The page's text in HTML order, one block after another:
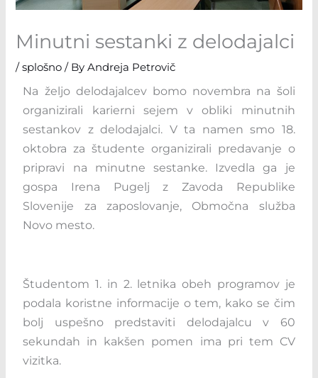
Minutni sestanki z delodajalci
/splošno / ByAndreja Petrovič
Na željo delodajalcev bomo novembra na šoli
organizirali karierni sejem v obliki minutnih
sestankov z delodajalci. V ta namen smo 18.
oktobra za študente organizirali predavanje o
pripravi na minutne sestanke. Izvedla ga je
gospa Irena Pugelj z Zavoda Republike
Slovenije za zaposlovanje, Območna služba
Novo mesto.
Študentom 1. in 2. letnika obeh programov je
podala koristne informacije o tem, kako se čim
bolj uspešno predstaviti delodajalcu v 60
sekundah in kakšen pomen ima pri tem CV
vizitka.